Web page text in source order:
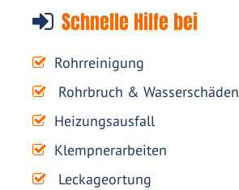
Schnelle Hilfe bei
Rohrreinigung
Rohrbruch & Wasserschäden
Heizungsausfall
Klempnerarbeiten
Leckageortung